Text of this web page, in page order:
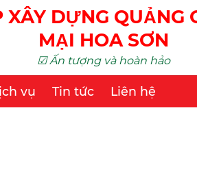
XÂY DỰNG QUẢNG
MẠI HOA SƠN
☑ Ấn tượng và hoàn hảo
vụ Tin tức Liên hệ